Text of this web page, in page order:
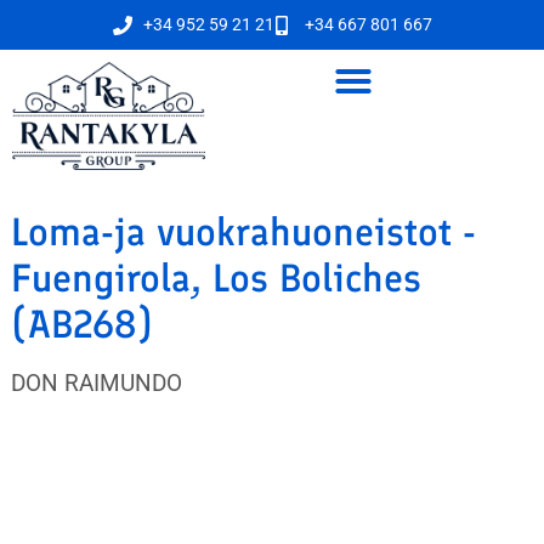
+34 952 59 21 21 +34 667 801 667
Loma-ja vuokrahuoneistot -
Fuengirola, Los Boliches
(AB268)
DON RAIMUNDO